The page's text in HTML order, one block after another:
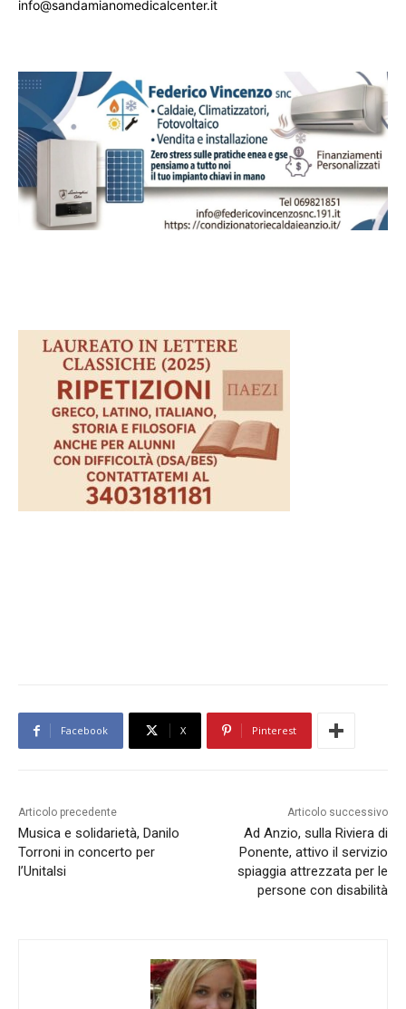
info@sandamianomedicalcenter.it
Facebook X Pinterest
Articolo precedente
Musica e solidarietà, Danilo
Torroni in concerto per
l’Unitalsi
Articolo successivo
Ad Anzio, sulla Riviera di
Ponente, attivo il servizio
spiaggia attrezzata per le
persone con disabilità